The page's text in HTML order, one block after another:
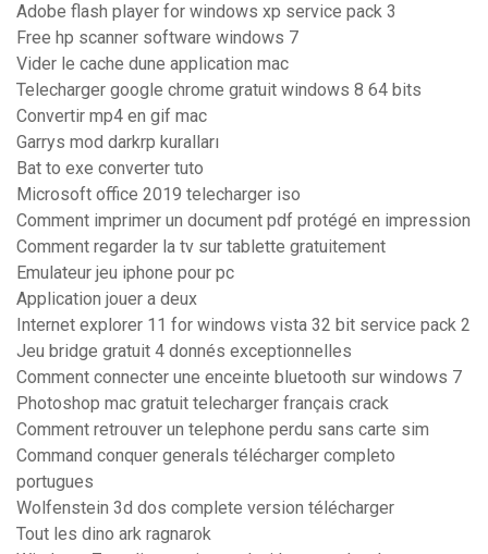
Adobe flash player for windows xp service pack 3
Free hp scanner software windows 7
Vider le cache dune application mac
Telecharger google chrome gratuit windows 8 64 bits
Convertir mp4 en gif mac
Garrys mod darkrp kuralları
Bat to exe converter tuto
Microsoft office 2019 telecharger iso
Comment imprimer un document pdf protégé en impression
Comment regarder la tv sur tablette gratuitement
Emulateur jeu iphone pour pc
Application jouer a deux
Internet explorer 11 for windows vista 32 bit service pack 2
Jeu bridge gratuit 4 donnés exceptionnelles
Comment connecter une enceinte bluetooth sur windows 7
Photoshop mac gratuit telecharger français crack
Comment retrouver un telephone perdu sans carte sim
Command conquer generals télécharger completo
portugues
Wolfenstein 3d dos complete version télécharger
Tout les dino ark ragnarok